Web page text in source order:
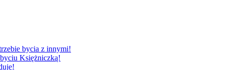
bycia z innymi!
Księżniczką!